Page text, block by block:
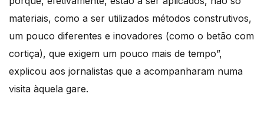
materiais, como a ser utilizados métodos construtivos,
um pouco diferentes e inovadores (como o betão com
cortiça), que exigem um pouco mais de tempo”,
explicou aos jornalistas que a acompanharam numa
visita àquela gare.